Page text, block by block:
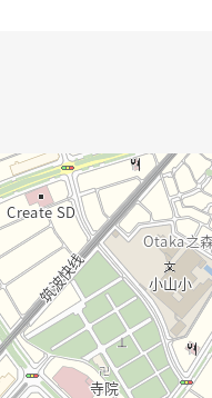
戸良好